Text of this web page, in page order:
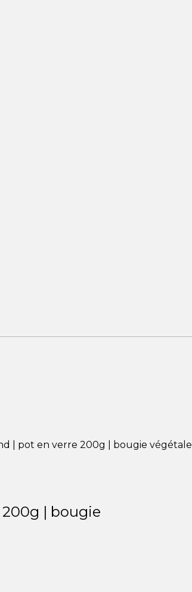
| pot en verre 200g | bougie végétale
| bougie